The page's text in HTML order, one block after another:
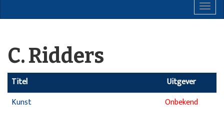
C. Ridders
Titel
Uitgever
Kunst
Onbekend